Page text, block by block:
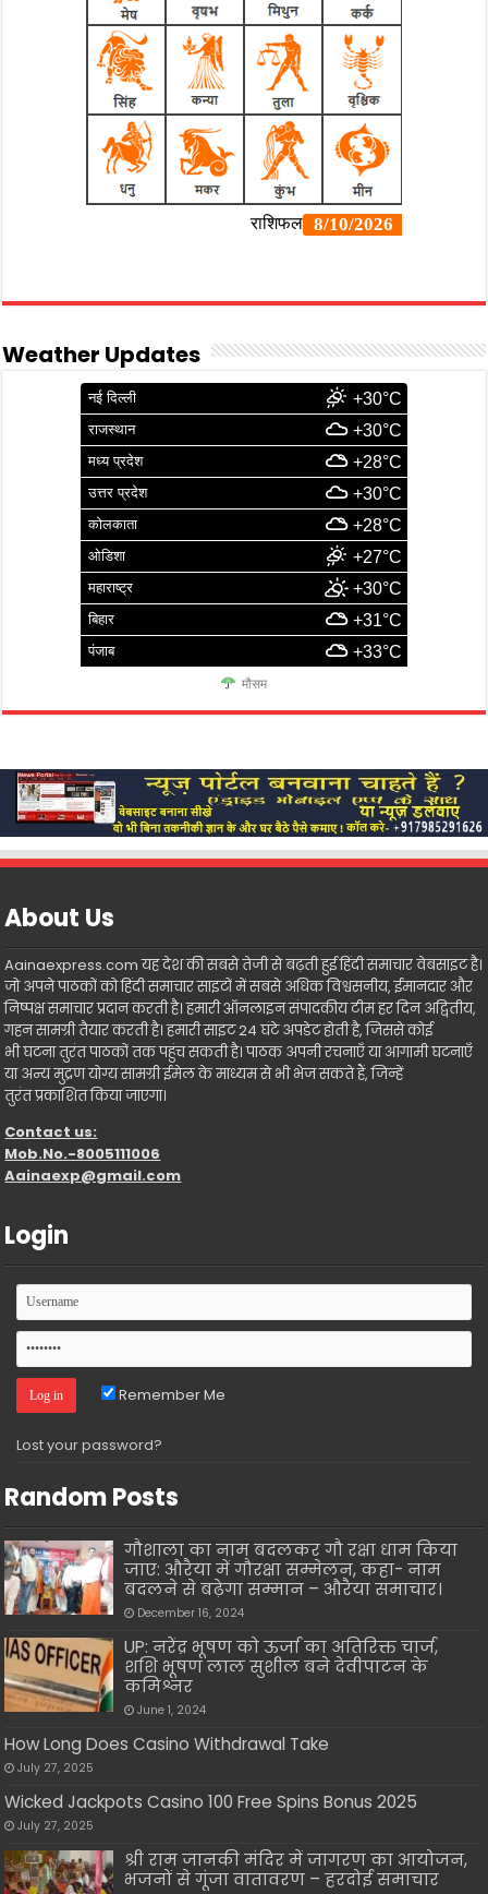
Weather Updates
नई दिल्ली +30°C
राजस्थान +30°C
मध्य प्रदेश +28°C
उत्तर प्रदेश +30°C
कोलकाता +28°C
ओडिशा +27°C
महाराष्ट्र +30°C
बिहार +31°C
पंजाब +33°C
मौसम
About Us
Aainaexpress.com यह देश की सबसे तेजी से बढ़ती हुई हिंदी समाचार वेबसाइट है।
जो अपने पाठकों को हिंदी समाचार साइटों में सबसे अधिक विश्वसनीय, ईमानदार और
निष्पक्ष समाचार प्रदान करती है। हमारी ऑनलाइन संपादकीय टीम हर दिन अद्वितीय,
गहन सामग्री तैयार करती है। हमारी साइट 24 घंटे अपडेट होती है, जिससे कोई
भी घटना तुरंत पाठकों तक पहुंच सकती है। पाठक अपनी रचनाएँ या आगामी घटनाएँ
या अन्य मुद्रण योग्य सामग्री ईमेल के माध्यम से भी भेज सकते हैं, जिन्हें
तुरंत प्रकाशित किया जाएगा।
Contact us:
Mob.No.-8005111006
Aainaexp@gmail.com
Login
Remember Me
Lost your password?
Random Posts
गौशाला का नाम बदलकर गौ रक्षा धाम किया
जाए: औरैया में गौरक्षा सम्मेलन, कहा- नाम
बदलने से बढ़ेगा सम्मान – औरैया समाचार।
December 16, 2024
UP: नरेंद्र भूषण को ऊर्जा का अतिरिक्त चार्ज,
शशि भूषण लाल सुशील बने देवीपाटन के
कमिश्नर
June 1, 2024
How Long Does Casino Withdrawal Take
July 27, 2025
Wicked Jackpots Casino 100 Free Spins Bonus 2025
July 27, 2025
श्री राम जानकी मंदिर में जागरण का आयोजन,
भजनों से गूंजा वातावरण – हरदोई समाचार